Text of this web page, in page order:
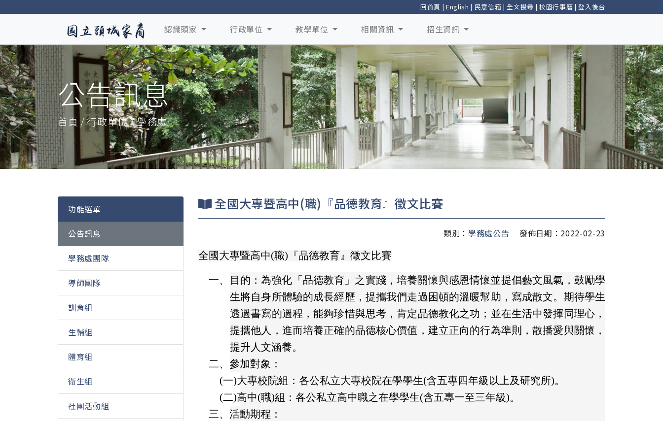
回首頁 | English | 民意信箱 |全文搜尋 | 校園行事曆 |登入後台
認識頭家 行政單位 教學單位 相關資訊 招生資訊
公告訊息
首頁 / 行政單位 / 學務處
功能選單
公告訊息
學務處團隊
導師團隊
訓育組
生輔組
體育組
衛生組
社團活動組
全國大專暨高中(職)『品德教育』徵文比賽
類別： 學務處公告
發佈日期：2022-02-23
全國大專暨高中(職)『品德教育』徵文比賽
一、
目的：為強化「品德教育」之實踐，培養關懷與感恩情懷並提倡藝文風氣，鼓勵學
生將自身所體驗的成長經歷，提攜我們走過困頓的溫暖幫助，寫成散文。期待學生
透過書寫的過程，能夠珍惜與思考，肯定品德教化之功；並在生活中發揮同理心，
提攜他人，進而培養正確的品德核心價值，建立正向的行為準則，散播愛與關懷，
提升人文涵養。
二、參加對象：
(一)大專校院組：各公私立大專校院在學學生(含五專四年級以上及研究所)。
(二)高中(職)組：各公私立高中職之在學學生(含五專一至三年級)。
三、活動期程：